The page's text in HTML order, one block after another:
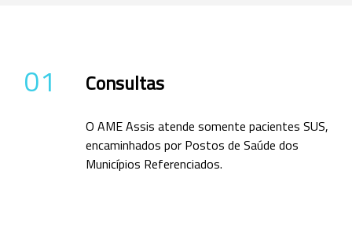
01 Consultas
O AME Assis atende somente pacientes SUS,
encaminhados por Postos de Saúde dos
Municípios Referenciados.